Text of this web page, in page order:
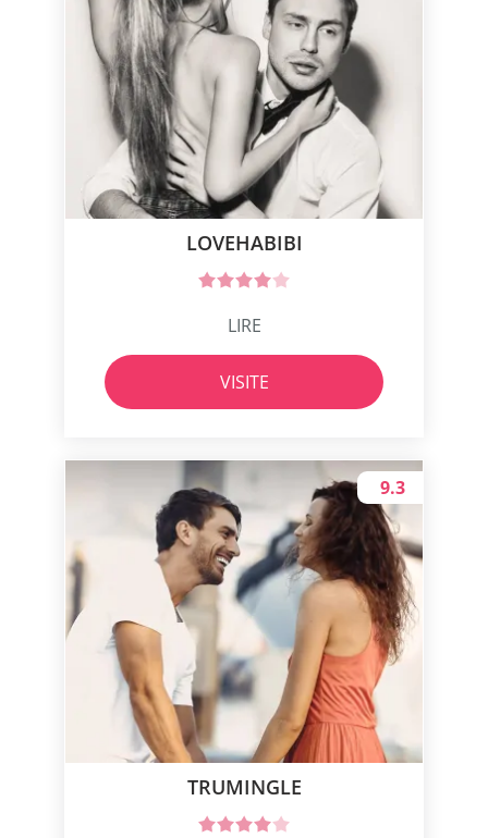
LOVEHABIBI
LIRE
VISITE
TRUMINGLE
9.3